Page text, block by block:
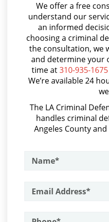
Parental
Sealing
Senate Bill
Sustained
Transfer
Ward of the
Asalto Simple
Audiencia
Audiencias de
Aumento de
Aumento de
Audiencias De
Audiencias De
Asalto Contra un
Armas Prohibidas en
We offer a free
understand our
an informed
choosing a criminal
the consultation, we
and determine your
time at310-935-1675
We’re available 24
The LA Criminal
handles criminal
Angeles County